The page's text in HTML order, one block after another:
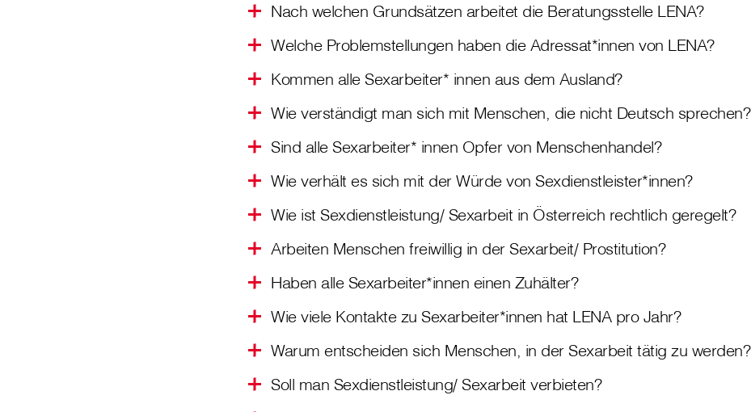
Nach welchen Grundsätzen arbeitet die Beratungsstelle LENA?
Welche Problemstellungen haben die Adressat*innen von LENA?
Kommen alle Sexarbeiter* innen aus dem Ausland?
Wie verständigt man sich mit Menschen, die nicht Deutsch sprechen?
Sind alle Sexarbeiter* innen Opfer von Menschenhandel?
Wie verhält es sich mit der Würde von Sexdienstleister*innen?
Wie ist Sexdienstleistung/ Sexarbeit in Österreich rechtlich geregelt?
Arbeiten Menschen freiwillig in der Sexarbeit/ Prostitution?
Haben alle Sexarbeiter*innen einen Zuhälter?
Wie viele Kontakte zu Sexarbeiter*innen hat LENA pro Jahr?
Warum entscheiden sich Menschen, in der Sexarbeit tätig zu werden?
Soll man Sexdienstleistung/ Sexarbeit verbieten?